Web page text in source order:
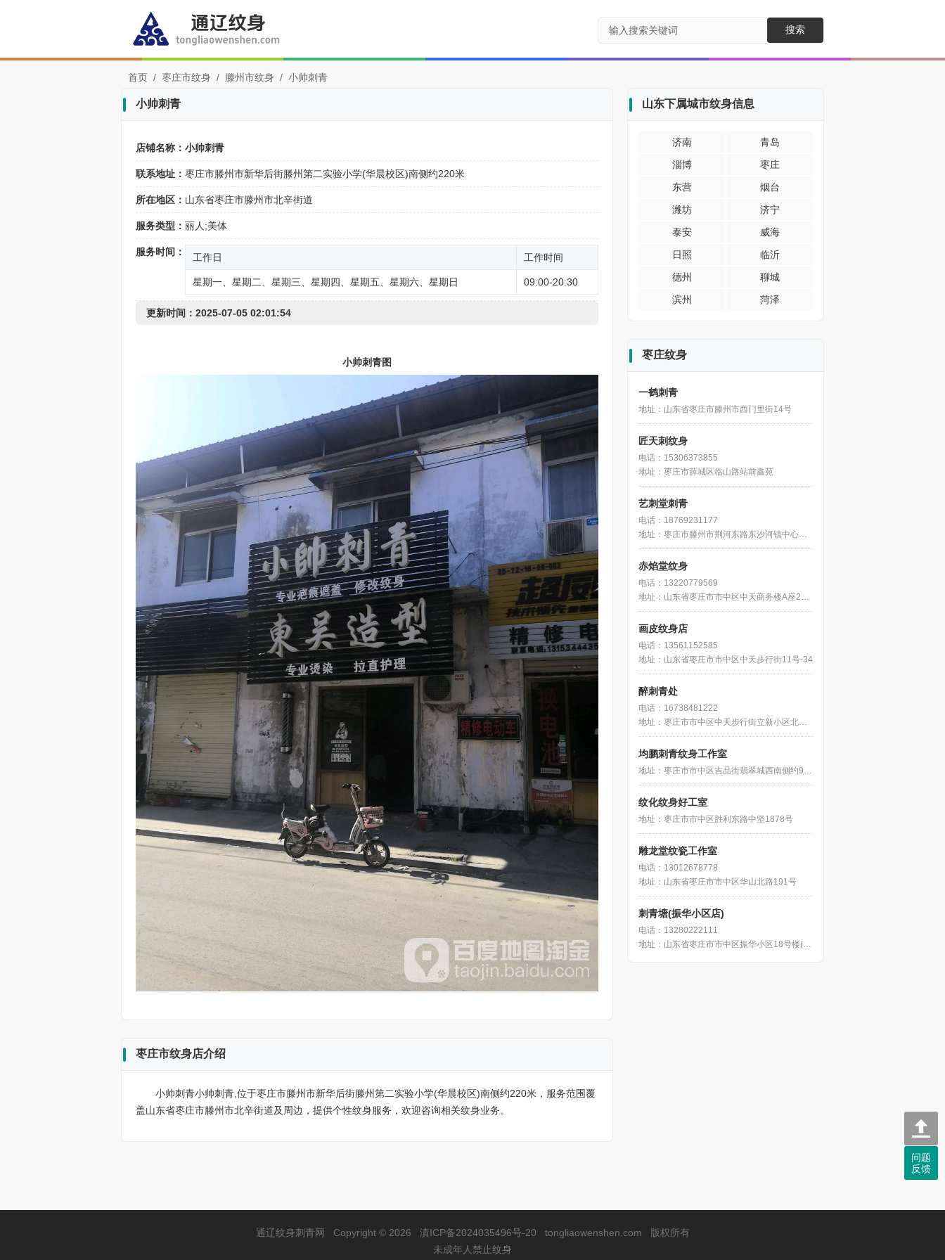
搜索
首页 / 枣庄市纹身 / 滕州市纹身 / 小帅刺青
小帅刺青
店铺名称： 小帅刺青
联系地址： 枣庄市滕州市新华后街滕州第二实验小学(华晨校区)南侧约220米
所在地区： 山东省枣庄市滕州市北辛街道
服务类型： 丽人;美体
服务时间： 工作日 工作时间
星期一、星期二、星期三、星期四、星期五、星期六、星期日 09:00-20:30
更新时间：2025-07-05 02:01:54
小帅刺青图
枣庄市纹身店介绍
小帅刺青小帅刺青,位于枣庄市滕州市新华后街滕州第二实验小学(华晨校区)南侧约220米，服务范围覆
盖山东省枣庄市滕州市北辛街道及周边，提供个性纹身服务，欢迎咨询相关纹身业务。
山东下属城市纹身信息
济南
青岛
淄博
枣庄
东营
烟台
潍坊
济宁
泰安
威海
日照
临沂
德州
聊城
滨州
菏泽
枣庄纹身
一鹤刺青
地址：山东省枣庄市滕州市西门里街14号
匠天刺纹身
电话：15306373855
地址：枣庄市薛城区临山路站前鑫苑
艺刺堂刺青
电话：18769231177
地址：枣庄市滕州市荆河东路东沙河镇中心小学东北侧约90米
赤焰堂纹身
电话：13220779569
地址：山东省枣庄市市中区中天商务楼A座2楼216室
画皮纹身店
电话：13561152585
地址：山东省枣庄市市中区中天步行街11号-34
醉刺青处
电话：16738481222
地址：枣庄市市中区中天步行街立新小区北侧约60米
均鹏刺青纹身工作室
地址：枣庄市市中区吉品街翡翠城西南侧约90米
纹化纹身好工室
地址：枣庄市市中区胜利东路中坚1878号
雕龙堂纹瓷工作室
电话：13012678778
地址：山东省枣庄市市中区华山北路191号
刺青塘(振华小区店)
电话：13280222111
地址：山东省枣庄市市中区振华小区18号楼(建华路南)
问题
反馈
通辽纹身刺青网 Copyright © 2026 滇ICP备2024035496号-20 tongliaowenshen.com
版权所有
未成年人禁止纹身